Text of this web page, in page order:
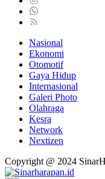
Nasional
Ekonomi
Otomotif
Gaya Hidup
Internasional
Galeri Photo
Olahraga
Kesra
Network
Nextizen
Copyright @ 2024